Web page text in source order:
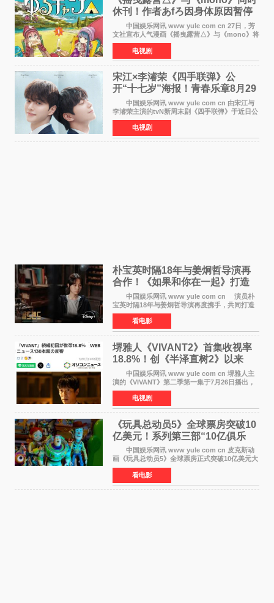
休刊！作者あfろ因身体原因暂停
双连载
中国娱乐网讯 www yule com cn 27日，芳
文社宣布人气漫画《摇曳露营△》与《mono》将
暂停连载一段时间，原因是漫画家あfろ身体状况
不佳。 编辑部表示：一直承蒙各位对
《mono》的喜爱，
电视剧
宋江×李濬荣《四手联弹》公
开“十七岁”海报！青春乐章8月29
日奏响
中国娱乐网讯 www yule com cn 由宋江与
李濬荣主演的tvN新周末剧《四手联弹》于近日公
开十七岁版海报，以充满青春气息的画面再度点
燃观众期待。 海报中，宋江与李濬荣并肩站
在音乐教室的
电视剧
朴宝英时隔18年与姜炯哲导演再
合作！《如果和你在一起》打造
奇幻浪漫喜剧
中国娱乐网讯 www yule com cn 演员朴
宝英时隔18年与姜炯哲导演再度携手，共同打造
备受期待的浪漫喜剧新作《如果和你在一起》
（暂定名）。据OSEN报道，朴宝英将出演该片
女主角，自2008年《
看电影
堺雅人《VIVANT2》首集收视率
18.8%！创《半泽直树2》以来
TBS周日剧场最高开局
中国娱乐网讯 www yule com cn 堺雅人主
演的《VIVANT》第二季第一集于7月26日播出，
首集收视率高达18 8%，成为自2020年《半泽直
树2》首集22%以来，TBS周日剧场最高开播收视
纪录。 考虑到
电视剧
《玩具总动员5》全球票房突破10
亿美元！系列第三部“10亿俱乐
部”达成
中国娱乐网讯 www yule com cn 皮克斯动
画《玩具总动员5》全球票房正式突破10亿美元大
关。截至上周末，该片全球累计票房已达10 22亿
美元，其中北美市场贡献4 48亿美元，中国内地
票房达2 82
看电影